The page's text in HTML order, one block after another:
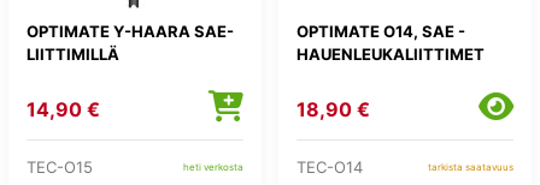
OPTIMATE Y-HAARA SAE-
LIITTIMILLÄ
14,90 €
TEC-O15 heti verkosta
OPTIMATE O14, SAE -
HAUENLEUKALIITTIMET
18,90 €
TEC-O14 tarkista saatavuus